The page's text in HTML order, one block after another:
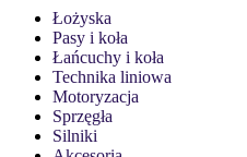
Łożyska
Pasy i koła
Łańcuchy i koła
Technika liniowa
Motoryzacja
Sprzęgła
Silniki